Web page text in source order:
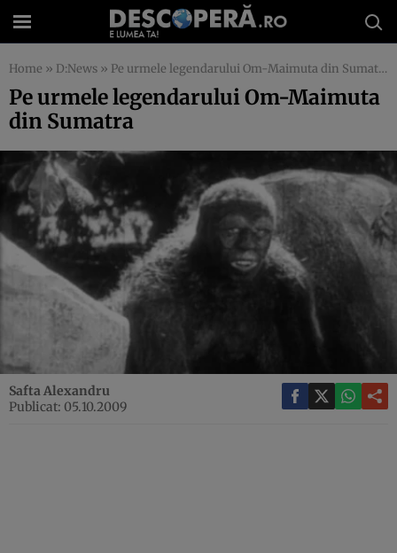
Home » D:News » Pe urmele legendarului Om-Maimuta din Sumatra
Pe urmele legendarului Om-Maimuta
din Sumatra
Safta Alexandru
Publicat: 05.10.2009